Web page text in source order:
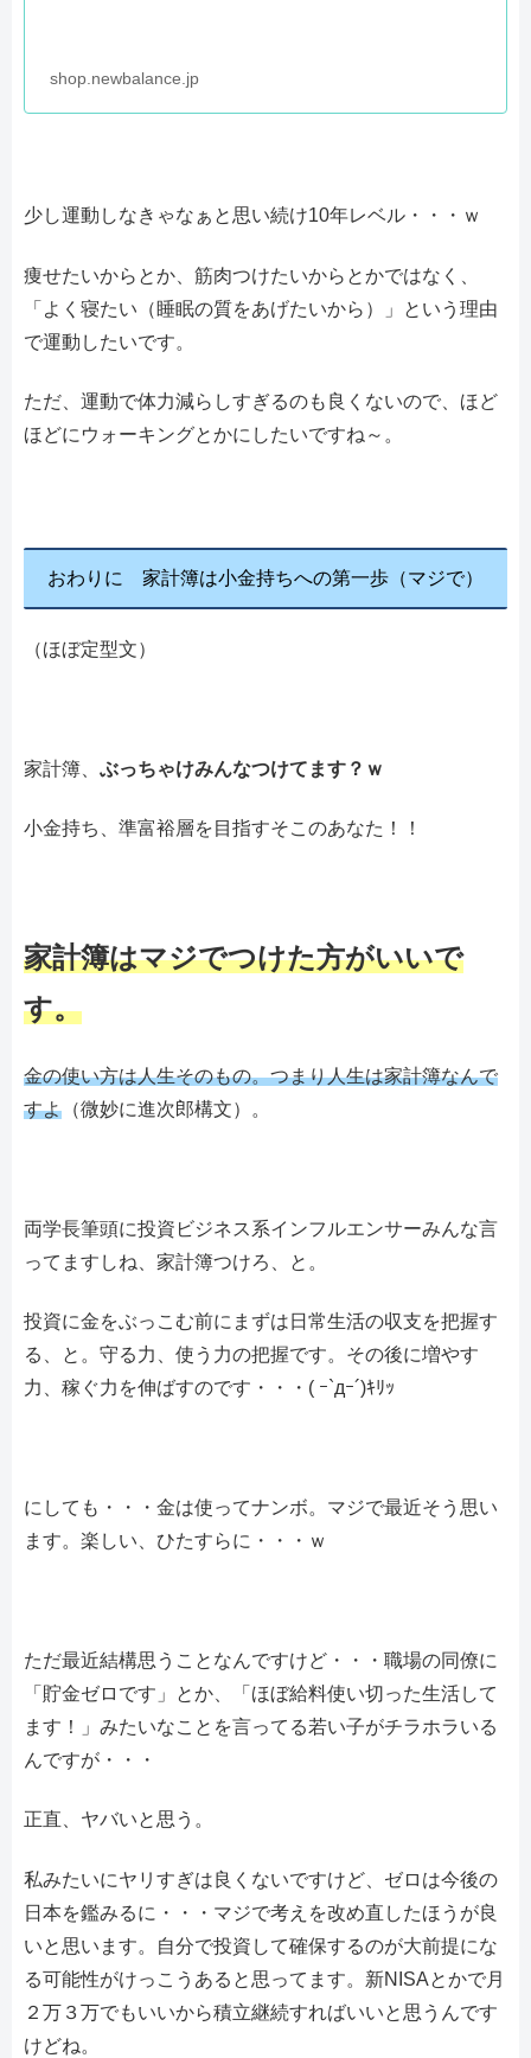
shop.newbalance.jp
少し運動しなきゃなぁと思い続け10年レベル・・・ｗ
痩せたいからとか、筋肉つけたいからとかではなく、
「よく寝たい（睡眠の質をあげたいから）」という理由
で運動したいです。
ただ、運動で体力減らしすぎるのも良くないので、ほど
ほどにウォーキングとかにしたいですね～。
おわりに 家計簿は小金持ちへの第一歩（マジで）
（ほぼ定型文）
家計簿、 ぶっちゃけみんなつけてます？ｗ
小金持ち、準富裕層を目指すそこのあなた！！
家計簿はマジでつけた方がいいで
す。
金の使い方は人生そのもの。つまり人生は家計簿なんで
すよ （微妙に進次郎構文）。
両学長筆頭に投資ビジネス系インフルエンサーみんな言
ってますしね、家計簿つけろ、と。
投資に金をぶっこむ前にまずは日常生活の収支を把握す
る、と。守る力、使う力の把握です。その後に増やす
力、稼ぐ力を伸ばすのです・・・( ｰ`дｰ´)ｷﾘｯ
にしても・・・金は使ってナンボ。マジで最近そう思い
ます。楽しい、ひたすらに・・・ｗ
ただ最近結構思うことなんですけど・・・職場の同僚に
「貯金ゼロです」とか、「ほぼ給料使い切った生活して
ます！」みたいなことを言ってる若い子がチラホラいる
んですが・・・
正直、ヤバいと思う。
私みたいにヤリすぎは良くないですけど、ゼロは今後の
日本を鑑みるに・・・マジで考えを改め直したほうが良
いと思います。自分で投資して確保するのが大前提にな
る可能性がけっこうあると思ってます。新NISAとかで月
２万３万でもいいから積立継続すればいいと思うんです
けどね。